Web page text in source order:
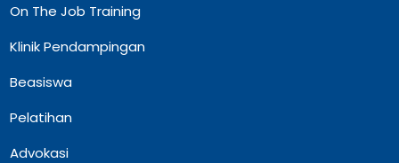
On The Job Training
Klinik Pendampingan
Beasiswa
Pelatihan
Advokasi